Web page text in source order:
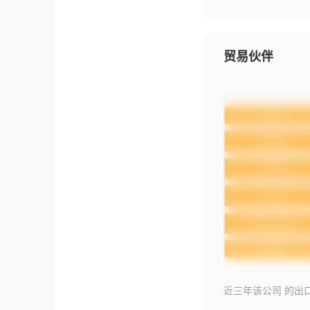
贸易伙伴
近三年该公司 的出